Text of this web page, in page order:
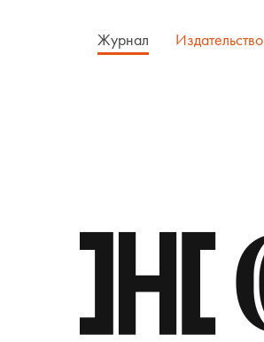
Журнал Издательство